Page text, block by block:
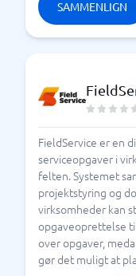
SAMMENLIGN
FieldService er en
serviceopgaver i
felten. Systemet
projektstyring og
virksomheder kan
opgaveoprettelse
over opgaver,
gør det muligt at